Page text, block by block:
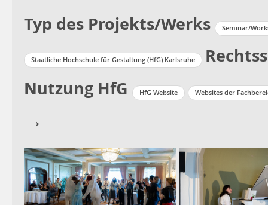
Typ des Projekts/Werks Seminar/
Staatliche Hochschule für Gestaltung (HfG) Karlsruhe
Nutzung HfG
HfG Website Websites der
→